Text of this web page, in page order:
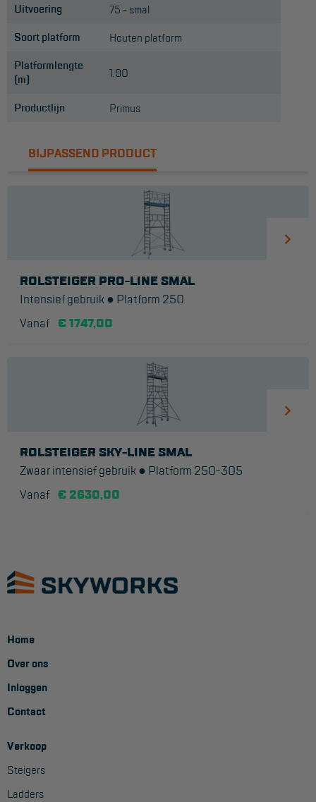
Uitvoering 75 - smal
Soort platform Houten platform
Platformlengte
(m)
1,90
Productlijn Primus
BIJPASSEND PRODUCT
ROLSTEIGER PRO-LINE SMAL
Intensief gebruik ● Platform 250
Vanaf € 1747,00
ROLSTEIGER SKY-LINE SMAL
Zwaar intensief gebruik ● Platform 250-305
Vanaf € 2630,00
Home
Over ons
Inloggen
Contact
Verkoop
Steigers
Ladders